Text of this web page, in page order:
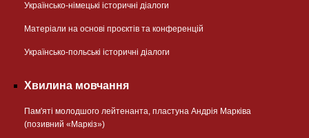
Українсько-німецькі історичні діалоги
Матеріали на основі проєктів та конференцій
Українсько-польські історичні діалоги
Хвилина мовчання
Пам'яті молодшого лейтенанта, пластуна Андрія Марківа
(позивний «Маркіз»)